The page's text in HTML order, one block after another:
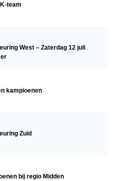
team
West – Zaterdag 12 juli
kampioenen
Zuid
bij regio Midden